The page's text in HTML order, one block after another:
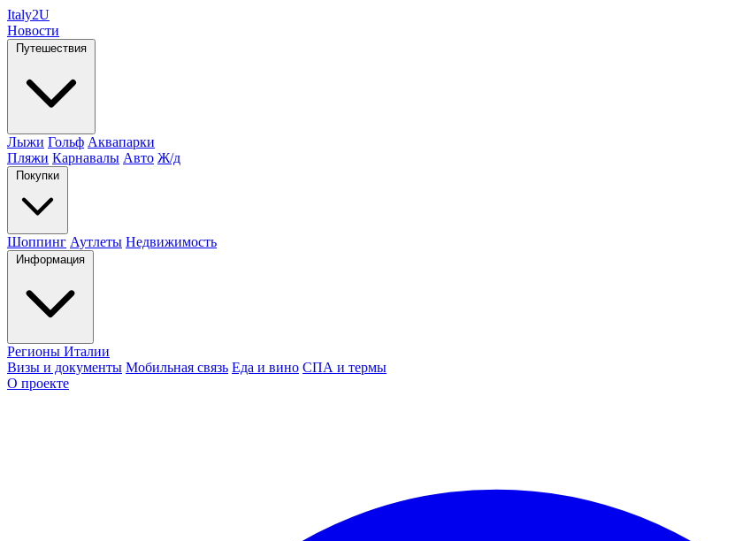
Italy2U
Новости
Путешествия
Лыжи Гольф Аквапарки
Пляжи Карнавалы Авто Ж/д
Покупки
Шоппинг Аутлеты Недвижимость
Информация
Регионы Италии
Визы и документы Мобильная связь Еда и вино СПА и термы
О проекте